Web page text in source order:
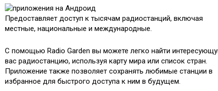
Предоставляет доступ к тысячам радиостанций, включая
местные, национальные и международные.
С помощью Radio Garden вы можете легко найти
вас радиостанцию, используя карту мира или список стран.
Приложение также позволяет сохранять любимые станции в
избранное для быстрого доступа к ним в будущем.